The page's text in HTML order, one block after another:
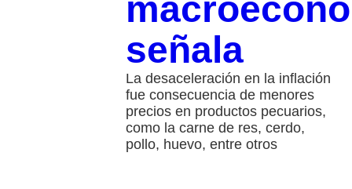
señala
La desaceleración en la inflación
fue consecuencia de menores
precios en productos pecuarios,
como la carne de res, cerdo,
pollo, huevo, entre otros